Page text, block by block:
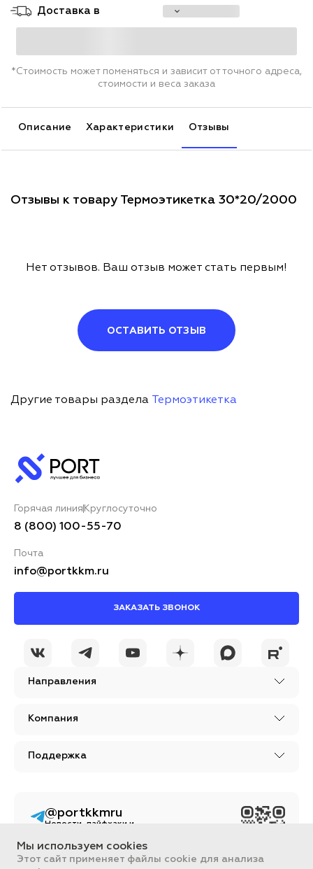
Доставка в
*Стоимость может поменяться и зависит от точного адреса,
стоимости и веса заказа
Описание Характеристики Отзывы
Отзывы к товару Термоэтикетка 30*20/2000
Нет отзывов. Ваш отзыв может стать первым!
ОСТАВИТЬ ОТЗЫВ
Другие товары раздела Термоэтикетка
Направления
Компания
Поддержка
Горячая линия Круглосуточно
8 (800) 100-55-70
Почта
info@portkkm.ru
ЗАКАЗАТЬ ЗВОНОК
@portkkmru
Новости, лайфхаки и
контент PORT - бизнес
портал
Мы используем cookies
Этот сайт применяет файлы cookie для анализа